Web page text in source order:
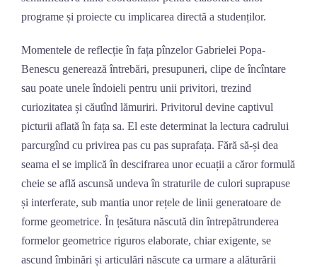
programe și proiecte cu implicarea directă a studenților.
Momentele de reflecție în fața pînzelor Gabrielei Popa-
Benescu generează întrebări, presupuneri, clipe de încîntare
sau poate unele îndoieli pentru unii privitori, trezind
curiozitatea și căutînd lămuriri. Privitorul devine captivul
picturii aflată în fața sa. El este determinat la lectura cadrului
parcurgînd cu privirea pas cu pas suprafața. Fără să-și dea
seama el se implică în descifrarea unor ecuații a căror formulă
cheie se află ascunsă undeva în straturile de culori suprapuse
și interferate, sub mantia unor rețele de linii generatoare de
forme geometrice. În țesătura născută din întrepătrunderea
formelor geometrice riguros elaborate, chiar exigente, se
ascund îmbinări și articulări născute ca urmare a alăturării